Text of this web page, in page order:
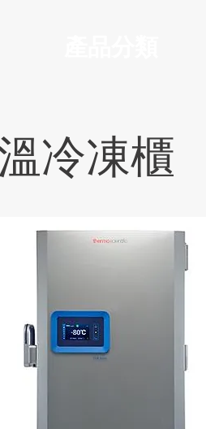
冷凍櫃